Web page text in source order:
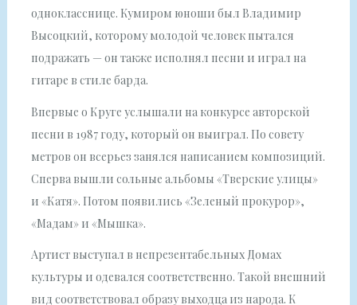
однокласснице. Кумиром юноши был Владимир
Высоцкий, которому молодой человек пытался
подражать — он также исполнял песни и играл на
гитаре в стиле барда.
Впервые о Круге услышали на конкурсе авторской
песни в 1987 году, который он выиграл. По совету
метров он всерьез занялся написанием композиций.
Сперва вышли сольные альбомы «Тверские улицы»
и «Катя». Потом появились «Зеленый прокурор»,
«Мадам» и «Мышка».
Артист выступал в непрезентабельных Домах
культуры и одевался соответственно. Такой внешний
вид соответствовал образу выходца из народа. К